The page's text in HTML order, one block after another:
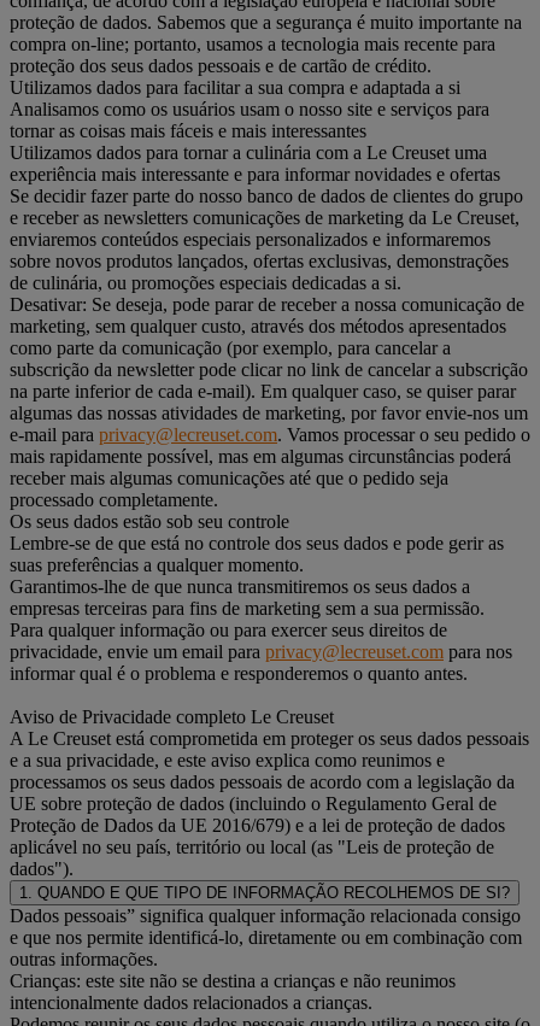
proteção de dados. Sabemos que a segurança é muito importante na
compra on-line; portanto, usamos a tecnologia mais recente para
proteção dos seus dados pessoais e de cartão de crédito.
Utilizamos dados para facilitar a sua compra e adaptada a si
Analisamos como os usuários usam o nosso site e serviços para
tornar as coisas mais fáceis e mais interessantes
Utilizamos dados para tornar a culinária com a Le Creuset uma
experiência mais interessante e para informar novidades e ofertas
Se decidir fazer parte do nosso banco de dados de clientes do grupo
e receber as newsletters comunicações de marketing da Le Creuset,
enviaremos conteúdos especiais personalizados e informaremos
sobre novos produtos lançados, ofertas exclusivas, demonstrações
de culinária, ou promoções especiais dedicadas a si.
Desativar: Se deseja, pode parar de receber a nossa comunicação de
marketing, sem qualquer custo, através dos métodos apresentados
como parte da comunicação (por exemplo, para cancelar a
subscrição da newsletter pode clicar no link de cancelar a subscrição
na parte inferior de cada e-mail). Em qualquer caso, se quiser parar
algumas das nossas atividades de marketing, por favor envie-nos um
e-mail para privacy@lecreuset.com. Vamos processar o seu pedido o
mais rapidamente possível, mas em algumas circunstâncias poderá
receber mais algumas comunicações até que o pedido seja
processado completamente.
Os seus dados estão sob seu controle
Lembre-se de que está no controle dos seus dados e pode gerir as
suas preferências a qualquer momento.
Garantimos-lhe de que nunca transmitiremos os seus dados a
empresas terceiras para fins de marketing sem a sua permissão.
Para qualquer informação ou para exercer seus direitos de
privacidade, envie um email para privacy@lecreuset.com para nos
informar qual é o problema e responderemos o quanto antes.
Aviso de Privacidade completo Le Creuset
A Le Creuset está comprometida em proteger os seus dados pessoais
e a sua privacidade, e este aviso explica como reunimos e
processamos os seus dados pessoais de acordo com a legislação da
UE sobre proteção de dados (incluindo o Regulamento Geral de
Proteção de Dados da UE 2016/679) e a lei de proteção de dados
aplicável no seu país, território ou local (as "Leis de proteção de
dados").
1. QUANDO E QUE TIPO DE INFORMAÇÃO RECOLHEMOS DE SI?
Dados pessoais” significa qualquer informação relacionada consigo
e que nos permite identificá-lo, diretamente ou em combinação com
outras informações.
Crianças: este site não se destina a crianças e não reunimos
intencionalmente dados relacionados a crianças.